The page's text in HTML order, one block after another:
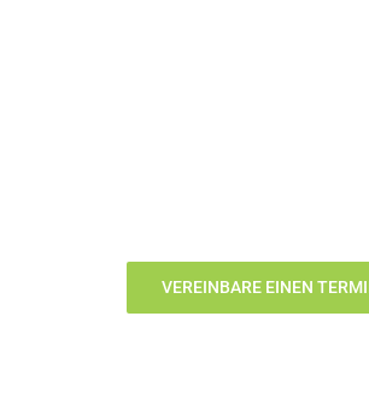
VEREINBARE EINEN